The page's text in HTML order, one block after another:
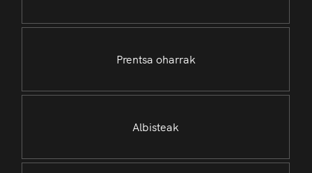
Prentsa oharrak
Albisteak